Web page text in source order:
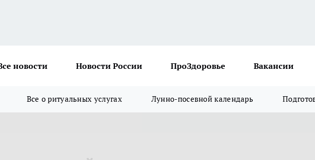
новости Новости России ПроЗдоровье Вакансии
Все о ритуальных услугах Лунно-посевной календарь